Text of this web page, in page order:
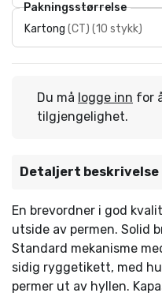
Pakningsstørrelse
Kartong (CT) (10 stykk)
Du må logge inn for
tilgjengelighet.
Detaljert beskrivelse
En brevordner i god
utside av permen. Solid
Standard mekanisme
sidig ryggetikett, med
permer ut av hyllen.